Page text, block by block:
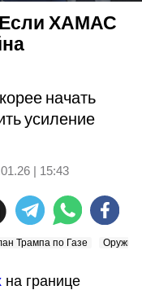
ХАМАС
начать
усиление
| 15:43
Трампа по Газе Оружие
на границе